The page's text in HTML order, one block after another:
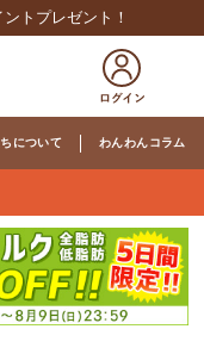
トプレゼント！
について わんわんコラム